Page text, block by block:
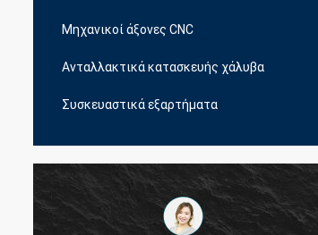
Μηχανικοί άξονες CNC
Ανταλλακτικά κατασκευής χάλυβα
Συσκευαστικά εξαρτήματα